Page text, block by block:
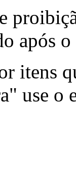
após o
itens
use o